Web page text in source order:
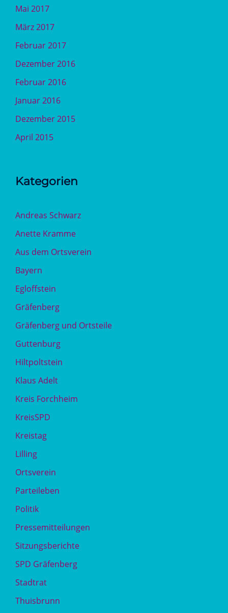
Mai 2017
März 2017
Februar 2017
Dezember 2016
Februar 2016
Januar 2016
Dezember 2015
April 2015
Kategorien
Andreas Schwarz
Anette Kramme
Aus dem Ortsverein
Bayern
Egloffstein
Gräfenberg
Gräfenberg und Ortsteile
Guttenburg
Hiltpoltstein
Klaus Adelt
Kreis Forchheim
KreisSPD
Kreistag
Lilling
Ortsverein
Parteileben
Politik
Pressemitteilungen
Sitzungsberichte
SPD Gräfenberg
Stadtrat
Thuisbrunn